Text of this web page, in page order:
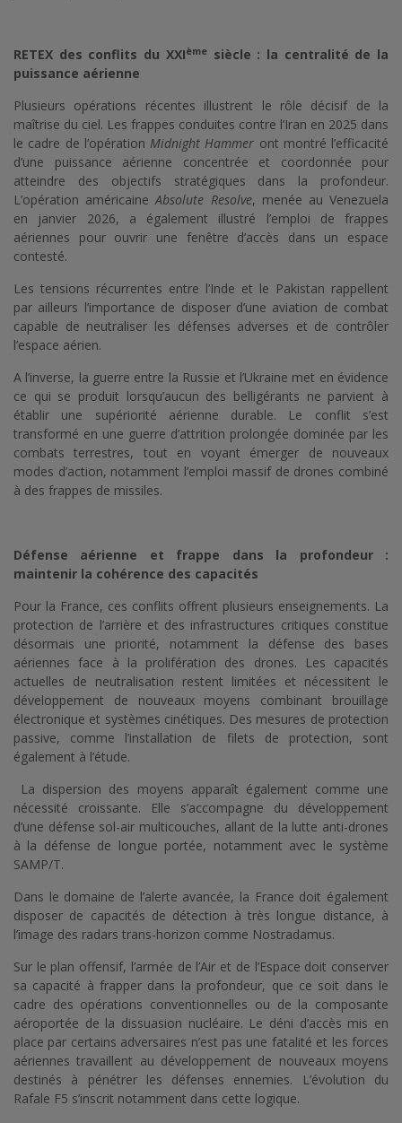
RETEX des conflits du XXIèmesiècle : la centralité de la
puissance aérienne
Plusieurs opérations récentes illustrent le rôle décisif de la
maîtrise du ciel. Les frappes conduites contre l’Iran en 2025 dans
le cadre de l’opération Midnight Hammer ont montré l’efficacité
d’une puissance aérienne concentrée et coordonnée pour
atteindre des objectifs stratégiques dans la profondeur.
L’opération américaineAbsolute Resolve, menée au Venezuela
en janvier 2026, a également illustré l’emploi de frappes
aériennes pour ouvrir une fenêtre d’accès dans un espace
contesté.
Les tensions récurrentes entre l’Inde et le Pakistan rappellent
par ailleurs l’importance de disposer d’une aviation de combat
capable de neutraliser les défenses adverses et de contrôler
l’espace aérien.
A l’inverse, la guerre entre la Russie et l’Ukraine met en évidence
ce qui se produit lorsqu’aucun des belligérants ne parvient à
établir une supériorité aérienne durable. Le conflit s’est
transformé en une guerre d’attrition prolongée dominée par les
combats terrestres, tout en voyant émerger de nouveaux
modes d’action, notamment l’emploi massif de drones combiné
à des frappes de missiles.
Défense aérienne et frappe dans la profondeur :
maintenir la cohérence des capacités
Pour la France, ces conflits offrent plusieurs enseignements. La
protection de l’arrière et des infrastructures critiques constitue
désormais une priorité, notamment la défense des bases
aériennes face à la prolifération des drones. Les capacités
actuelles de neutralisation restent limitées et nécessitent le
développement de nouveaux moyens combinant brouillage
électronique et systèmes cinétiques. Des mesures de protection
passive, comme l’installation de filets de protection, sont
également à l’étude.
La dispersion des moyens apparaît également comme une
nécessité croissante. Elle s’accompagne du développement
d’une défense sol-air multicouches, allant de la lutte anti-drones
à la défense de longue portée, notamment avec le système
SAMP/T.
Dans le domaine de l’alerte avancée, la France doit également
disposer de capacités de détection à très longue distance, à
l’image des radars trans-horizon comme Nostradamus.
Sur le plan offensif, l’armée de l’Air et de l’Espace doit conserver
sa capacité à frapper dans la profondeur, que ce soit dans le
cadre des opérations conventionnelles ou de la composante
aéroportée de la dissuasion nucléaire. Le déni d’accès mis en
place par certains adversaires n’est pas une fatalité et les forces
aériennes travaillent au développement de nouveaux moyens
destinés à pénétrer les défenses ennemies. L’évolution du
Rafale F5 s’inscrit notamment dans cette logique.